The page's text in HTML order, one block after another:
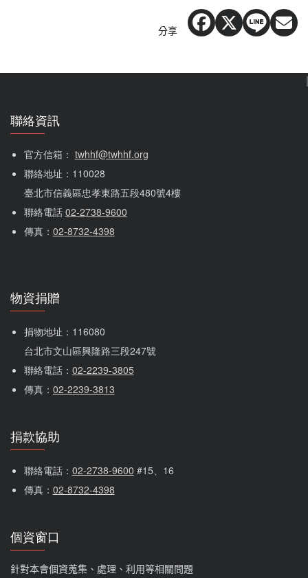
分享
聯絡資訊
官方信箱： twhhf@twhhf.org
聯絡地址：110028
臺北市信義區忠孝東路五段480號4樓
聯絡電話 02-2738-9600
傳真： 02-8732-4398
物資捐贈
捐物地址：116080
台北市文山區興隆路三段247號
聯絡電話： 02-2239-3805
傳真： 02-2239-3813
捐款協助
聯絡電話： 02-2738-9600 #15、16
傳真： 02-8732-4398
個資窗口
針對本會個資蒐集、處理、利用等相關問題